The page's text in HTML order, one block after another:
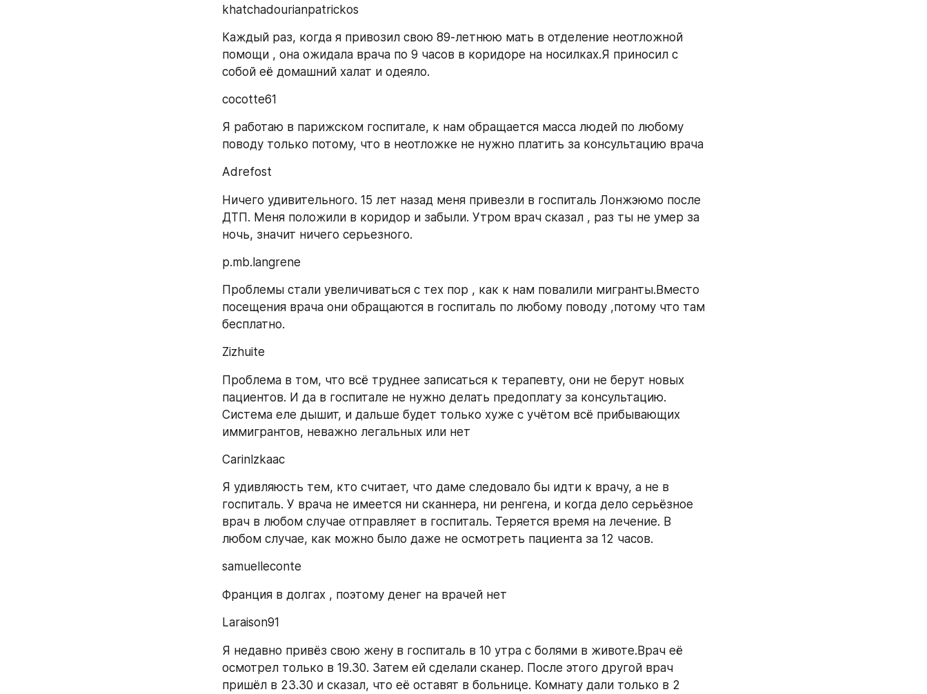
khatchadourianpatrickos
Каждый раз, когда я привозил свою 89-летнюю мать в отделение неотложной
помощи , она ожидала врача по 9 часов в коридоре на носилках.Я приносил с
собой её домашний халат и одеяло.
cocotte61
Я работаю в парижском госпитале, к нам обращается масса людей по любому
поводу только потому, что в неотложке не нужно платить за консультацию врача
Adrefost
Ничего удивительного. 15 лет назад меня привезли в госпиталь Лонжэюмо после
ДТП. Меня положили в коридор и забыли. Утром врач сказал , раз ты не умер за
ночь, значит ничего серьезного.
p.mb.langrene
Проблемы стали увеличиваться с тех пор , как к нам повалили мигранты.Вместо
посещения врача они обращаются в госпиталь по любому поводу ,потому что там
бесплатно.
Zizhuite
Проблема в том, что всё труднее записаться к терапевту, они не берут новых
пациентов. И да в госпитале не нужно делать предоплату за консультацию.
Система еле дышит, и дальше будет только хуже с учётом всё прибывающих
иммигрантов, неважно легальных или нет
Carinlzkaac
Я удивляюсть тем, кто считает, что даме следовало бы идти к врачу, а не в
госпиталь. У врача не имеется ни сканнера, ни ренгена, и когда дело серьёзное
врач в любом случае отправляет в госпиталь. Теряется время на лечение. В
любом случае, как можно было даже не осмотреть пациента за 12 часов.
samuelleconte
Франция в долгах , поэтому денег на врачей нет
Laraison91
Я недавно привёз свою жену в госпиталь в 10 утра с болями в животе.Врач её
осмотрел только в 19.30. Затем ей сделали сканер. После этого другой врач
пришёл в 23.30 и сказал, что её оставят в больнице. Комнату дали только в 2